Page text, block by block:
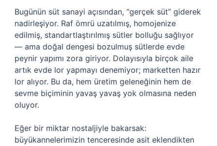
Bugünün süt sanayi açısından, “gerçek süt” giderek
nadirleşiyor. Raf ömrü uzatılmış, homojenize
edilmiş, standartlaştırılmış sütler bolluğu sağlıyor
— ama doğal dengesi bozulmuş sütlerde evde
peynir yapımı zora giriyor. Dolayısıyla birçok aile
artık evde lor yapmayı denemiyor; marketten hazır
lor alıyor. Bu da, hem üretim geleneğinin hem de
sevme biçiminin yavaş yavaş yok olmasına neden
oluyor.
Eğer bir miktar nostaljiyle bakarsak:
büyükannelerimizin tenceresinde asit eklendikten